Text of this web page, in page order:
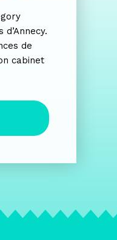
de
cabinet